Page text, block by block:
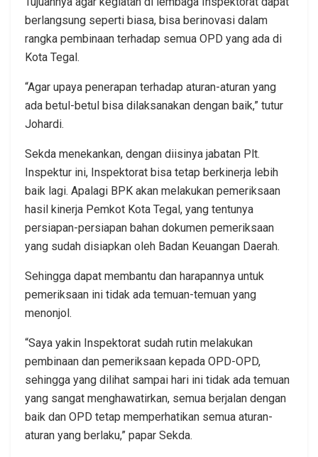
berlangsung seperti biasa, bisa berinovasi dalam
rangka pembinaan terhadap semua OPD yang ada di
Kota Tegal.
“Agar upaya penerapan terhadap aturan-aturan yang
ada betul-betul bisa dilaksanakan dengan baik,” tutur
Johardi.
Sekda menekankan, dengan diisinya jabatan Plt.
Inspektur ini, Inspektorat bisa tetap berkinerja lebih
baik lagi. Apalagi BPK akan melakukan pemeriksaan
hasil kinerja Pemkot Kota Tegal, yang tentunya
persiapan-persiapan bahan dokumen pemeriksaan
yang sudah disiapkan oleh Badan Keuangan Daerah.
Sehingga dapat membantu dan harapannya untuk
pemeriksaan ini tidak ada temuan-temuan yang
menonjol.
“Saya yakin Inspektorat sudah rutin melakukan
pembinaan dan pemeriksaan kepada OPD-OPD,
sehingga yang dilihat sampai hari ini tidak ada temuan
yang sangat menghawatirkan, semua berjalan dengan
baik dan OPD tetap memperhatikan semua aturan-
aturan yang berlaku,” papar Sekda.